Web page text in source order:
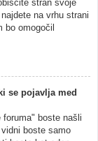
stran svoje
na vrhu strani
bo omogočil
se pojavlja med
boste našli
vidni boste samo